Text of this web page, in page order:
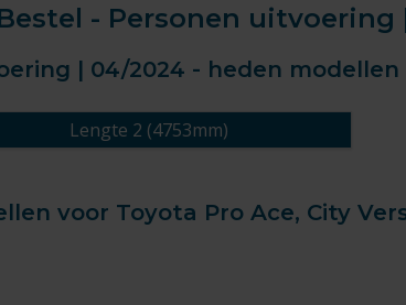
- Personen uitvoering
| 04/2024 - heden modellen
Lengte 2 (4753mm)
voor Toyota Pro Ace, City